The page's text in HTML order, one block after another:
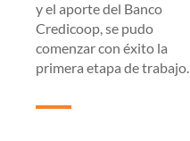
y el aporte del Banco
Credicoop, se pudo
comenzar con éxito la
primera etapa de trabajo.